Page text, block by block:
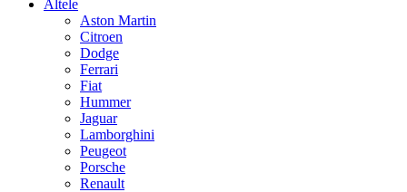
Altele
Aston Martin
Citroen
Dodge
Ferrari
Fiat
Hummer
Jaguar
Lamborghini
Peugeot
Porsche
Renault